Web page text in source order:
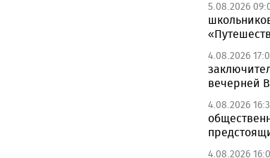
5.08.2026
4.08.2026
вечерней
4.08.2026
4.08.2026